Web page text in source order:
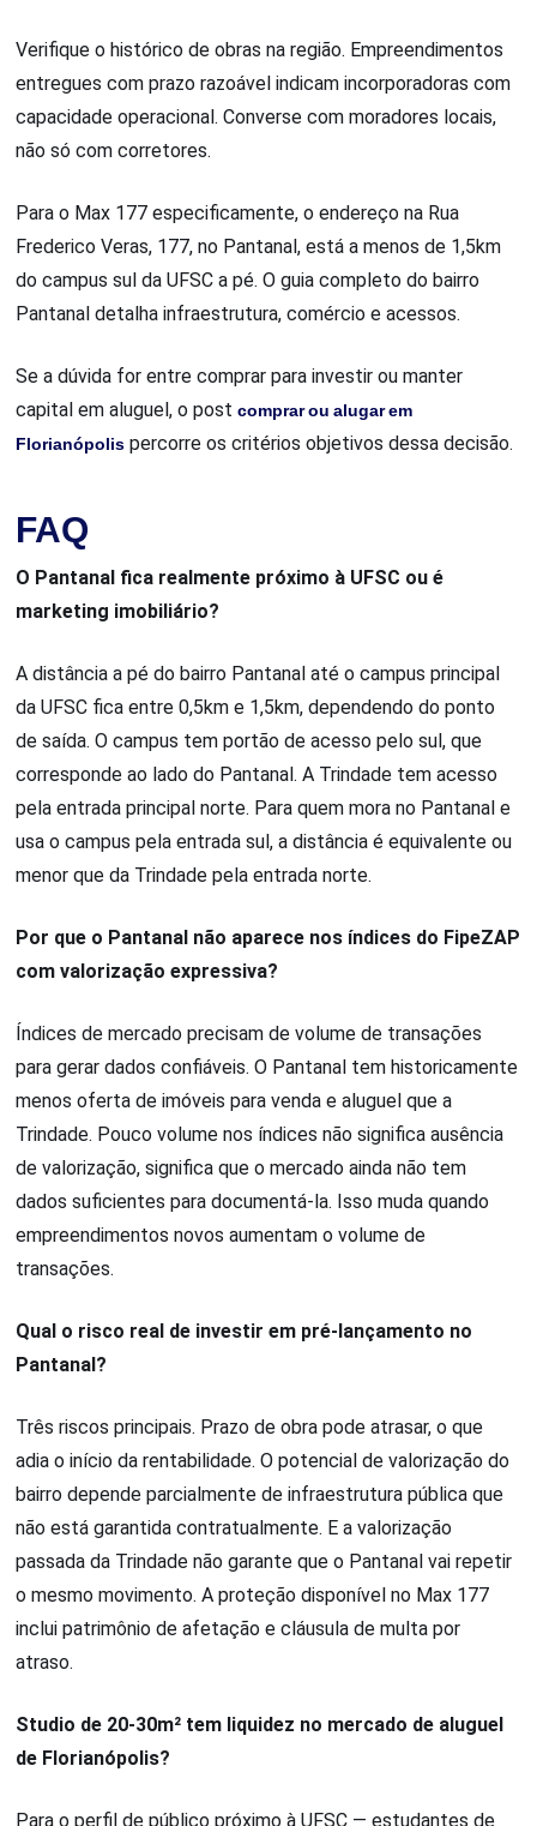
Verifique o histórico de obras na região. Empreendimentos
entregues com prazo razoável indicam incorporadoras com
capacidade operacional. Converse com moradores locais,
não só com corretores.
Para o Max 177 especificamente, o endereço na Rua
Frederico Veras, 177, no Pantanal, está a menos de 1,5km
do campus sul da UFSC a pé. O guia completo do bairro
Pantanal detalha infraestrutura, comércio e acessos.
Se a dúvida for entre comprar para investir ou manter
capital em aluguel, o postcomprar ou alugar em
Florianópolis percorre os critérios objetivos dessa decisão.
FAQ
O Pantanal fica realmente próximo à UFSC ou é
marketing imobiliário?
A distância a pé do bairro Pantanal até o campus principal
da UFSC fica entre 0,5km e 1,5km, dependendo do ponto
de saída. O campus tem portão de acesso pelo sul, que
corresponde ao lado do Pantanal. A Trindade tem acesso
pela entrada principal norte. Para quem mora no Pantanal e
usa o campus pela entrada sul, a distância é equivalente ou
menor que da Trindade pela entrada norte.
Por que o Pantanal não aparece nos índices do FipeZAP
com valorização expressiva?
Índices de mercado precisam de volume de transações
para gerar dados confiáveis. O Pantanal tem historicamente
menos oferta de imóveis para venda e aluguel que a
Trindade. Pouco volume nos índices não significa ausência
de valorização, significa que o mercado ainda não tem
dados suficientes para documentá-la. Isso muda quando
empreendimentos novos aumentam o volume de
transações.
Qual o risco real de investir em pré-lançamento no
Pantanal?
Três riscos principais. Prazo de obra pode atrasar, o que
adia o início da rentabilidade. O potencial de valorização do
bairro depende parcialmente de infraestrutura pública que
não está garantida contratualmente. E a valorização
passada da Trindade não garante que o Pantanal vai repetir
o mesmo movimento. A proteção disponível no Max 177
inclui patrimônio de afetação e cláusula de multa por
atraso.
Studio de 20-30m² tem liquidez no mercado de aluguel
de Florianópolis?
Para o perfil de público próximo à UFSC — estudantes de